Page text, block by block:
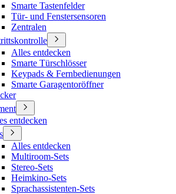
Smarte Tastenfelder
Tür- und Fenstersensoren
Zentralen
Alles entdecken
Smarte Türschlösser
Keypads & Fernbedienungen
Smarte Garagentoröffner
entdecken
Alles entdecken
Multiroom-Sets
Stereo-Sets
Heimkino-Sets
Sprachassistenten-Sets